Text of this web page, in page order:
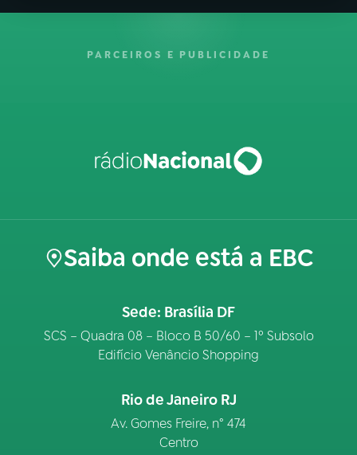
PARCEIROS E PUBLICIDADE
Saiba onde está a EBC
Sede: Brasília DF
SCS – Quadra 08 – Bloco B 50/60 – 1º Subsolo
Edifício Venâncio Shopping
Rio de Janeiro RJ
Av. Gomes Freire, n° 474
Centro